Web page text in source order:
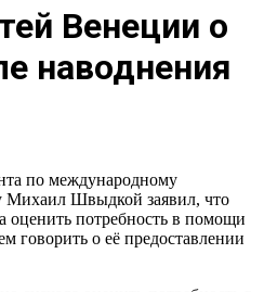
Венеции о
наводнения
по международному
Михаил Швыдкой заявил, что
оценить потребность в помощи
говорить о её предоставлении